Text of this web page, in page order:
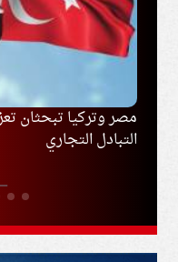
مصر وتركيا تبحثان
التبادل التجاري